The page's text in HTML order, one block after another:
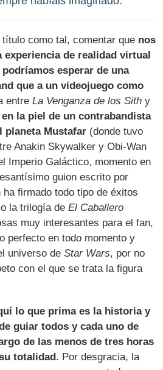
como tal, comentar que nos
experiencia de realidad virtual
esperar de una
que a un videojuego como
entreLa Venganza de los Sith y
la piel de un contrabandista
planeta Mustafar (donde tuvo
Anakin Skywalker y Obi-Wan
Imperio Galáctico, momento en
guion escrito por
ha firmado todo tipo de éxitos
la trilogía deEl Caballero
muy interesantes para el fan,
perfecto en todo momento y
universo deStar Wars, por no
con el que se trata la figura
lo que prima es la historia y
guiar todos y cada uno de
de las menos de tres horas
totalidad. Por desgracia, la